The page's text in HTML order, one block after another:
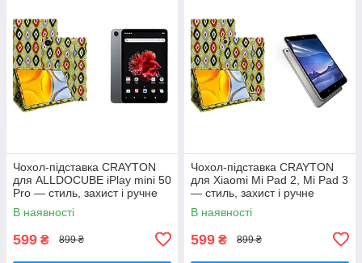
Чохол-підставка CRAYTON
для ALLDOCUBE iPlay mini 50
Pro — стиль, захист і ручне
збирання, колір Камні
В наявності
599 ₴ 899 ₴
Чохол-підставка CRAYTON
для Xiaomi Mi Pad 2, Mi Pad 3
— стиль, захист і ручне
збирання, колір Камні
В наявності
599 ₴ 899 ₴